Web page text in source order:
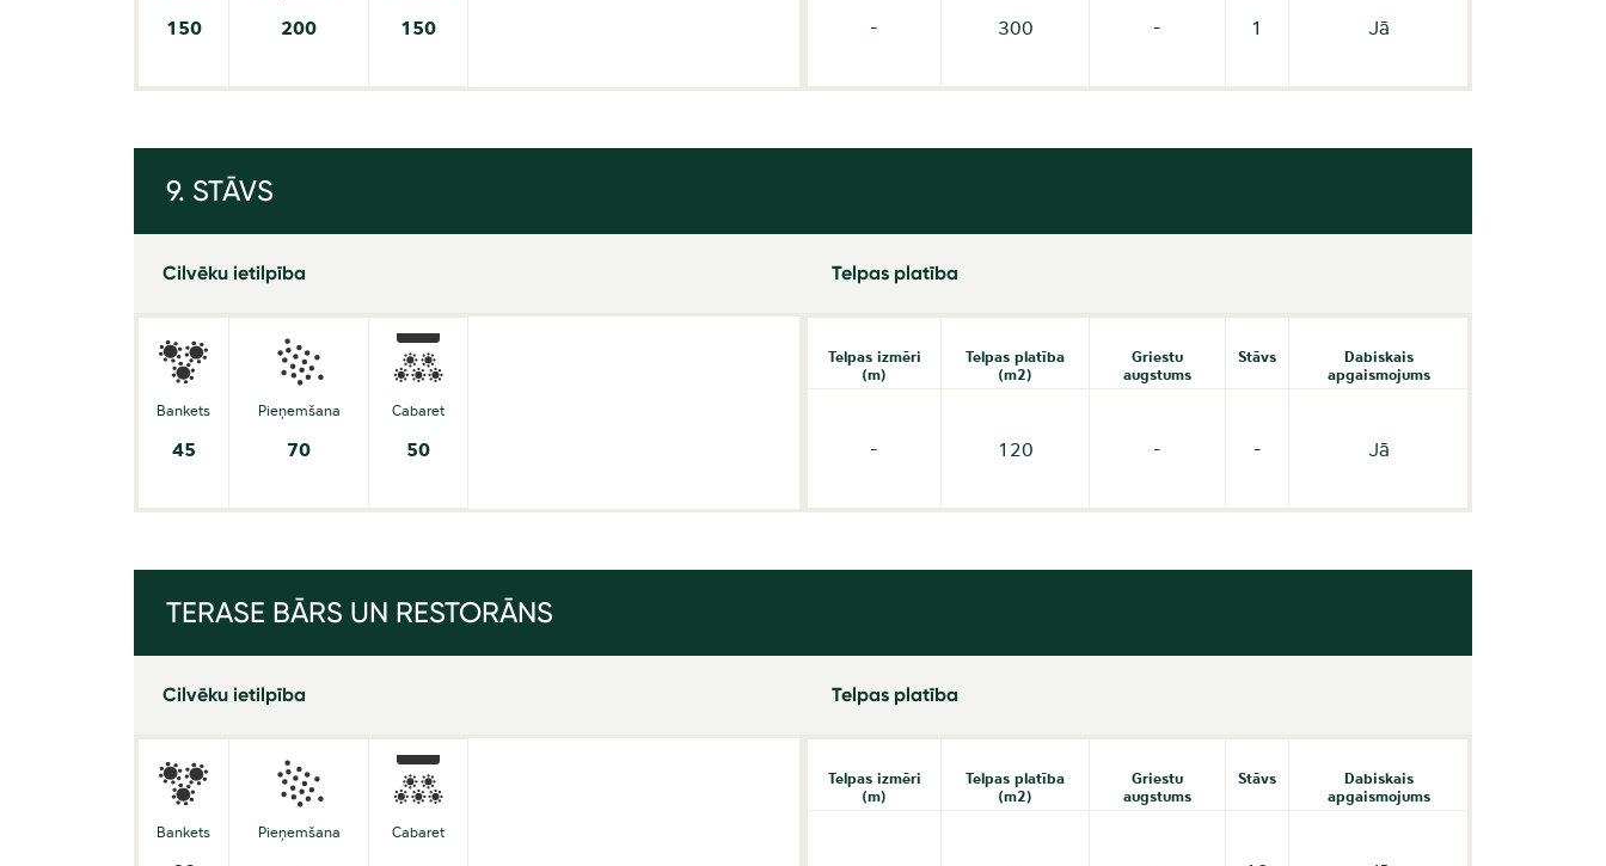
150 200 150 - 300 - 1 Jā
9. STĀVS
Cilvēku ietilpība
Bankets
45
Pieņemšana
70
Cabaret
50
Telpas platība
Telpas izmēri
(m)
-
Telpas platība
(m2)
120
Griestu
augstums
-
Stāvs
-
Dabiskais
apgaismojums
Jā
TERASE BĀRS UN RESTORĀNS
Cilvēku ietilpība
Bankets Pieņemšana Cabaret
Telpas platība
Telpas izmēri
(m)
Telpas platība
(m2)
Griestu
augstums
Stāvs
Dabiskais
apgaismojums